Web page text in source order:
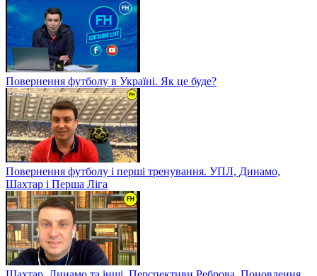
Повернення футболу в Україні. Як це буде?
Повернення футболу і перші тренування. УПЛ, Динамо,
Шахтар і Перша Ліга